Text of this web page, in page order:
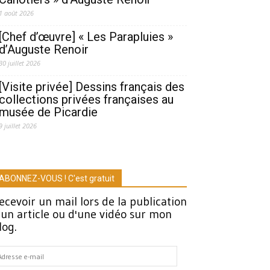
1 août 2026
[Chef d’œuvre] « Les Parapluies »
d’Auguste Renoir
juillet 2026
[Visite privée] Dessins français des
collections privées françaises au
musée de Picardie
juillet 2026
VOUS ! C'est gratuit
un mail lors de la publication
article ou d'une vidéo sur mon